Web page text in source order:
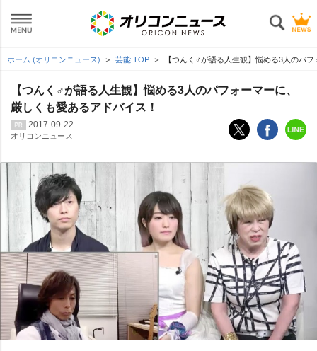
ホーム (オリコンニュース) 芸能 TOP 【つんく♂が語る人生観】悩める3人のパ
【つんく♂が語る人生観】悩める3人のパフォーマーに、
厳しくも愛あるアドバイス！
2017-09-22
オリコンニュース